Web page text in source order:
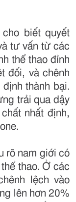
biết quyết
tư vấn từ các
thể thao đỉnh
đối, và chênh
thành bại.
trải qua dậy
nhất định,
rõ nam giới có
thao. Ở các
lệch vào
lên hơn 20%